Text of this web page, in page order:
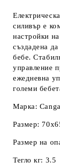
силивър е
настройки
създадена
бебе.
управление
ежедневна
големи
Марка:
Размер:
Размер на
Тегло кг: 3.5